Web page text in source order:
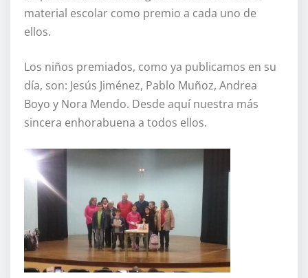
material escolar como premio a cada uno de
ellos.
Los niños premiados, como ya publicamos en su
día, son: Jesús Jiménez, Pablo Muñoz, Andrea
Boyo y Nora Mendo. Desde aquí nuestra más
sincera enhorabuena a todos ellos.